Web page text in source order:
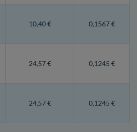
10,40 € 0,1567 €
24,57 € 0,1245 €
24,57 € 0,1245 €